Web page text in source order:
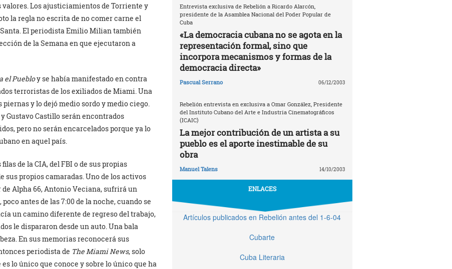
valores. Los ajusticiamientos de Torriente y
la regla no escrita de no comer carne el
El periodista Emilio Milian también
de la Semana en que ejecutaron a
el Puebloy se había manifestado en contra
terroristas de los exiliados de Miami. Una
y lo dejó medio sordo y medio ciego.
Gustavo Castillo serán encontrados
pero no serán encarcelados porque ya lo
en aquel país.
de la CIA, del FBI o de sus propias
sus propios camaradas. Uno de los activos
Alpha 66, Antonio Veciana, sufrirá un
antes de las 7:00 de la noche, cuando se
un camino diferente de regreso del trabajo,
le dispararon desde un auto. Una bala
En sus memorias reconocerá sus
periodista de The Miami News, solo
lo único que conoce y sobre lo único que ha
Entrevista exclusiva de Rebelión a Ricardo Alarcón,
presidente de la Asamblea Nacional del Poder Popular de
Cuba
«La democracia cubana no se agota en la
representación formal, sino que
incorpora mecanismos y formas de la
democracia directa»
Pascual Serrano 06/12/2003
Rebelión entrevista en exclusiva a Omar González, Presidente
del Instituto Cubano del Arte e Industria Cinematográficos
(ICAIC)
La mejor contribución de un artista a su
pueblo es el aporte inestimable de su
obra
Manuel Talens 14/10/2003
ENLACES
Artículos publicados en Rebelión antes del 1-6-04
Cubarte
Cuba Literaria